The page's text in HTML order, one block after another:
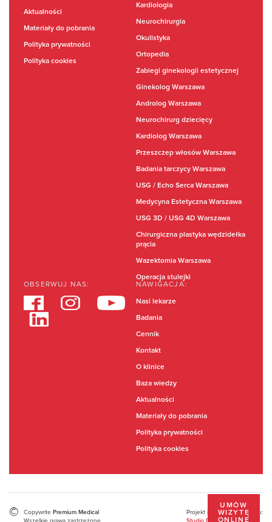
UMÓW
WIZYTĘ
ONLINE
Aktualności
Materiały do pobrania
Polityka prywatności
Polityka cookies
Kardiologia
Neurochirurgia
Okulistyka
Ortopedia
Zabiegi ginekologii estetycznej
Ginekolog Warszawa
Androlog Warszawa
Neurochirurg dziecięcy
Kardiolog Warszawa
Przeszczep włosów Warszawa
Badania tarczycy Warszawa
USG / Echo Serca Warszawa
Medycyna Estetyczna Warszawa
USG 3D / USG 4D Warszawa
Chirurgiczna plastyka wędzidełka
prącia
Wazektomia Warszawa
Operacja stulejki
OBSERWUJ NAS: NAWIGACJA:
Nasi lekarze
Badania
Cennik
Kontakt
O klinice
Baza wiedzy
Aktualności
Materiały do pobrania
Polityka prywatności
Polityka cookies
© Copywrite Premium Medical Projekt i wykonanie serwisu:
Studio Dont